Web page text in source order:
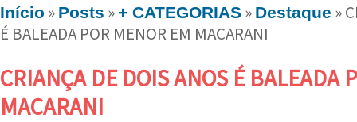
Início » Posts »+ CATEGORIAS » Destaque »
É BALEADA POR MENOR EM MACARANI
CRIANÇA DE DOIS ANOS É BALEADA
MACARANI